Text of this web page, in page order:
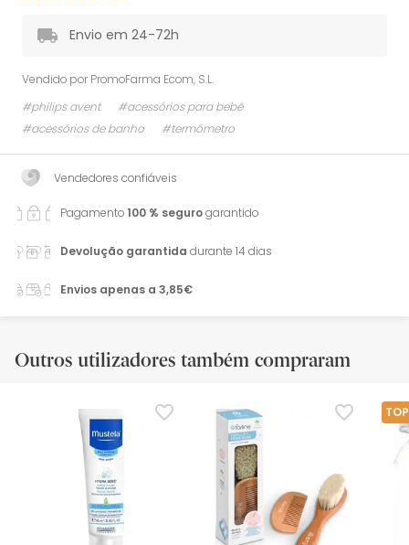
Envio em 24-72h
Vendido por PromoFarma Ecom, S.L.
#philips avent
#acessórios para bebé
#acessórios de banho
#termómetro
Vendedores confiáveis
Pagamento100 % segurogarantido
Devolução garantida durante 14 dias
Envios apenas a 3,85€
Outros utilizadores também compraram